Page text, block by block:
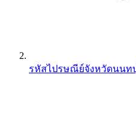
รหัสไปรษณีย์จังหวัดนนท